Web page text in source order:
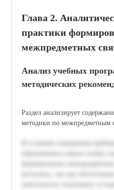
Глава 2.
практики
межпредметных
Анализ учебных
методических
Раздел анализирует
методики по межпредметным